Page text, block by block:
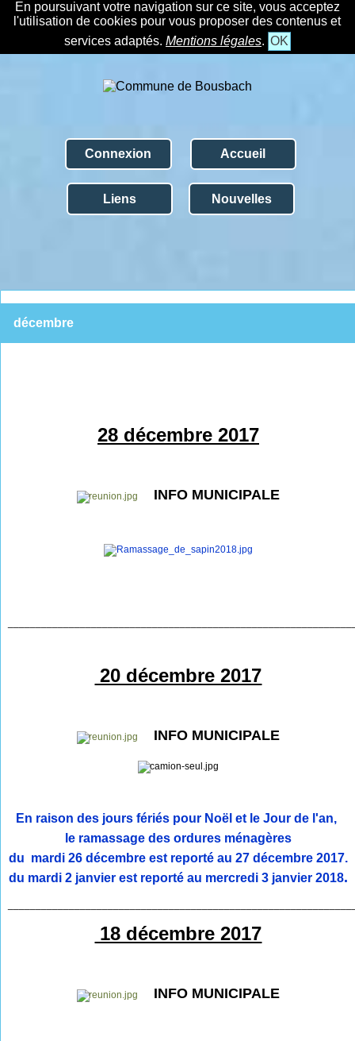
En poursuivant votre navigation sur ce site, vous acceptez
l'utilisation de cookies pour vous proposer des contenus et
services adaptés. Mentions légales. OK
Connexion Accueil
Liens Nouvelles
décembre
28 décembre 2017
INFO MUNICIPALE
20 décembre 2017
INFO MUNICIPALE
En raison des jours fériés pour Noël et le Jour de l'an,
e ramassage des ordures ménagères
du mardi 26 décembre est reporté au 27 décembre 2017.
du mardi 2 janvier est reporté au mercredi 3 janvier 2018.
18 décembre 2017
INFO MUNICIPALE